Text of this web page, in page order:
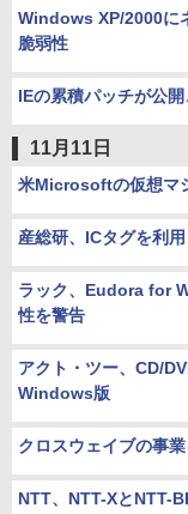
Windows XP/2000に
脆弱性
IEの累積パッチが公
11月11日
米Microsoftの仮想マ
産総研、ICタグを利
ラック、Eudora for
性を警告
アクト・ツー、CD/
Windows版
クロスウェイブの事
NTT、NTT-XとNTT-